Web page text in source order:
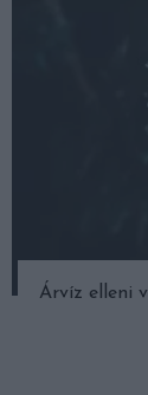
Árvíz elleni